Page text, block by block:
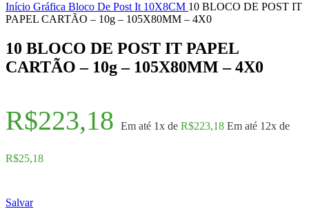
Início Gráfica Bloco De Post It 10X8CM 10 BLOCO DE POST IT
PAPEL CARTÃO – 10g – 105X80MM – 4X0
10 BLOCO DE POST IT PAPEL
CARTÃO – 10g – 105X80MM – 4X0
R$223,18 Em até 1x de R$223,18 Em até 12x de
R$25,18
Salvar